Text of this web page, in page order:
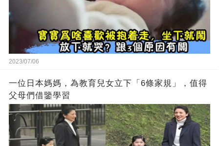
2023/07/06
一位日本媽媽，為教育兒女立下「6條家規」，值得
父母們借鑒學習